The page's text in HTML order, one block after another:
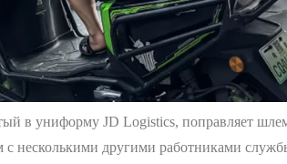
в униформу JD Logistics, поправляет
с несколькими другими работниками